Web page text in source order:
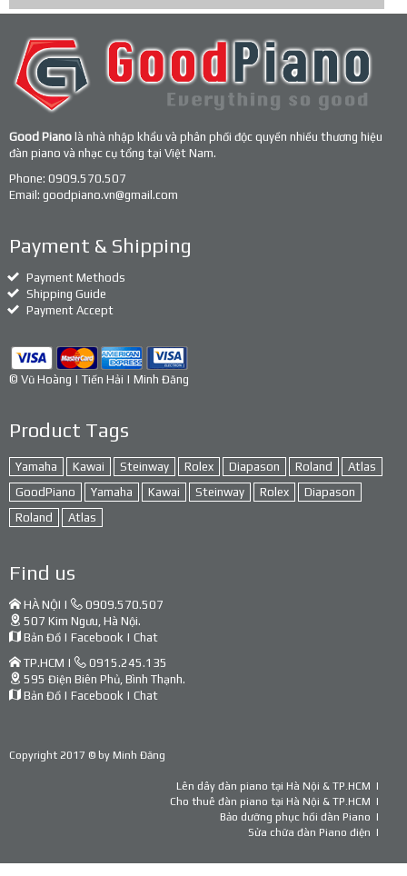
Good Piano là nhà nhập khẩu và phân phối độc quyền nhiều thương hiệu
đàn piano và nhạc cụ tổng tại Việt Nam.
Phone: 0909.570.507
Email: goodpiano.vn@gmail.com
Payment & Shipping
Payment Methods
Shipping Guide
Payment Accept
© Vũ Hoàng | Tiến Hải | Minh Đăng
Product Tags
Yamaha Kawai Steinway Rolex Diapason Roland
Atlas
GoodPiano
Yamaha Kawai Steinway Rolex
Diapason
Roland
Atlas
Find us
HÀ NỘI |
0909.570.507
507 Kim Ngưu, Hà Nội.
Bản Đồ | Facebook | Chat
TP.HCM |
0915.245.135
595 Điện Biên Phủ, Bình Thạnh.
Bản Đồ | Facebook | Chat
Copyright 2017 © by Minh Đăng
Lên dây đàn piano tại Hà Nội & TP.HCM
Cho thuê đàn piano tại Hà Nội & TP.HCM
Bảo dưỡng phục hồi đàn Piano
Sửa chữa đàn Piano điện